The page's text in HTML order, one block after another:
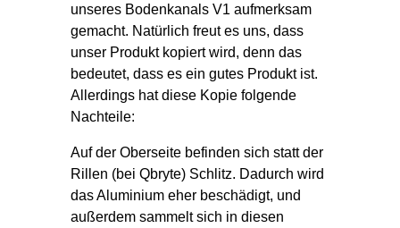
unseres Bodenkanals V1 aufmerksam
gemacht. Natürlich freut es uns, dass
unser Produkt kopiert wird, denn das
bedeutet, dass es ein gutes Produkt ist.
Allerdings hat diese Kopie folgende
Nachteile:
Auf der Oberseite befinden sich statt der
Rillen (bei Qbryte) Schlitz. Dadurch wird
das Aluminium eher beschädigt, und
außerdem sammelt sich in diesen